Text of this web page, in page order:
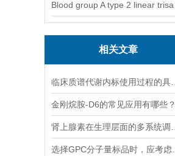
相关文章
金刚烷胺-D6的常见应用有哪些？